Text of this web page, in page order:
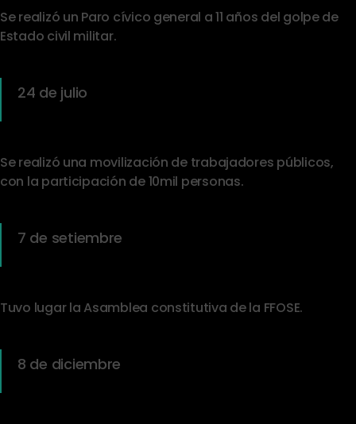
Se realizó un Paro cívico general a 11 años del golpe de
Estado civil militar.
24 de julio
Se realizó una movilización de trabajadores públicos,
con la participación de 10mil personas.
7 de setiembre
Tuvo lugar la Asamblea constitutiva de la FFOSE.
8 de diciembre